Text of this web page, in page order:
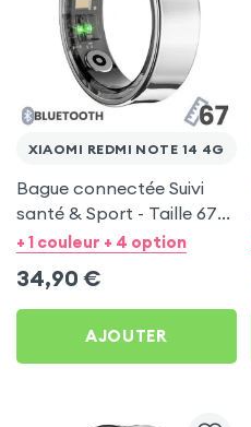
XIAOMI REDMI NOTE 14 4G
Bague connectée Suivi
santé & Sport - Taille 67
Argent
+ 1 couleur + 4 option
34,90 €
AJOUTER